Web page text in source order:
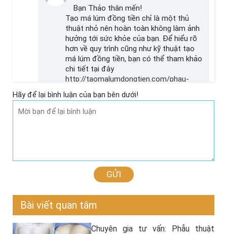
Bạn Thảo thân mến!
Tạo má lúm đồng tiền chỉ là một thủ
thuật nhỏ nên hoàn toàn không làm ảnh
hưởng tới sức khỏe của bạn. Để hiểu rõ
hơn về quy trình cũng như kỹ thuật tạo
má lúm đồng tiền, bạn có thể tham khảo
chi tiết tại đây
http://taomalumdongtien.com/phau-
thuat-tao-ma-lum-dong-tien-duoc-tien-
hanh-nhu-nao/
Reply
November 17, 2017 at 1:48 am
Bạn Thảo thân mến!
Tạo má lúm chỉ là một thủ thuật đơn
giản được thực hiện nhanh chóng, chính
xác trong khoảng 15 phút, hoàn toàn
không ảnh hưởng đến sức khỏe, không
gây xâm lấn, tổn thương.
Hãy để lại bình luận của bạn bên dưới!
GỬI
Bài viết quan tâm
Chuyên gia tư vấn: Phẫu thuật